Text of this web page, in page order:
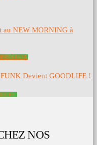
À PARIS
!
NOS